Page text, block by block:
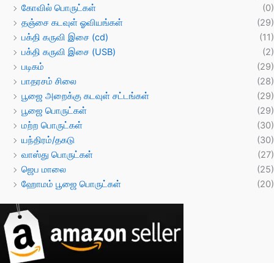
கோவில் பொருட்கள்
(0)
தஞ்சை கடவுள் ஓவியங்கள்
(29)
பக்தி கருவி இசை (cd)
(11)
பக்தி கருவி இசை (USB)
(2)
படிகம்
(29)
பாதரசம் சிலை
(28)
பூஜை அறைக்கு கடவுள் சட்டங்கள்
(29)
பூஜை பொருட்கள்
(29)
மற்ற பொருட்கள்
(30)
யந்திரம்/தகடு
(30)
வாஸ்து பொருட்கள்
(27)
ஜெப மாலை
(25)
ஹோமம் பூஜை பொருட்கள்
(20)